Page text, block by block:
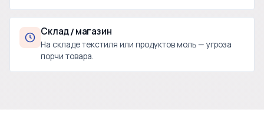
Склад / магазин
На складе текстиля или продуктов моль — угроза
порчи товара.